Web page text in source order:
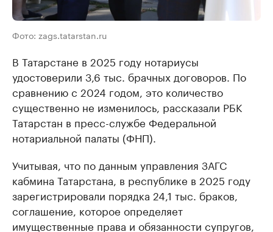
Фото: zags.tatarstan.ru
В Татарстане в 2025 году нотариусы
удостоверили 3,6 тыс. брачных договоров. По
сравнению с 2024 годом, это количество
существенно не изменилось, рассказали РБК
Татарстан в пресс-службе Федеральной
нотариальной палаты (ФНП).
Учитывая, что по данным управления ЗАГС
кабмина Татарстана, в республике в 2025 году
зарегистрировали порядка 24,1 тыс. браков,
соглашение, которое определяет
имущественные права и обязанности супругов,